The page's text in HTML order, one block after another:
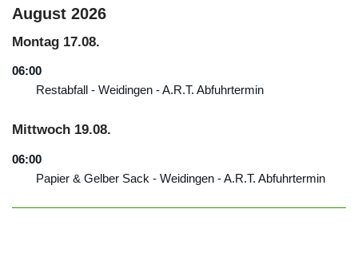
August 2026
Montag 17.08.
06:00
Restabfall - Weidingen - A.R.T. Abfuhrtermin
Mittwoch 19.08.
06:00
Papier & Gelber Sack - Weidingen - A.R.T. Abfuhrtermin